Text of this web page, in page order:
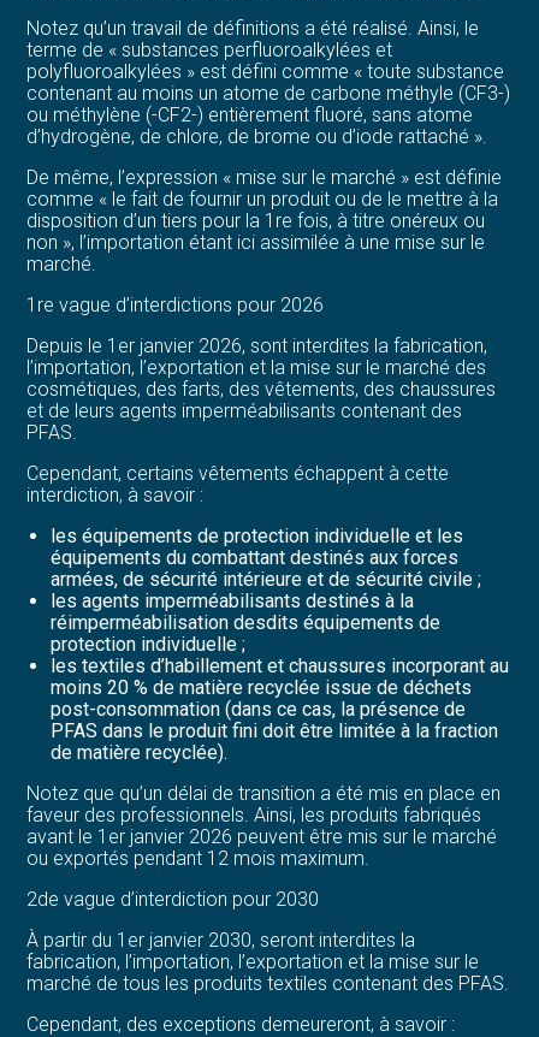
Notez qu’un travail de définitions a été réalisé. Ainsi, le
terme de « substances perfluoroalkylées et
polyfluoroalkylées » est défini comme « toute substance
contenant au moins un atome de carbone méthyle (CF3-)
ou méthylène (-CF2-) entièrement fluoré, sans atome
d’hydrogène, de chlore, de brome ou d’iode rattaché ».
De même, l’expression « mise sur le marché » est définie
comme « le fait de fournir un produit ou de le mettre à la
disposition d’un tiers pour la 1re fois, à titre onéreux ou
non », l’importation étant ici assimilée à une mise sur le
marché.
1re vague d’interdictions pour 2026
Depuis le 1er janvier 2026, sont interdites la fabrication,
l’importation, l’exportation et la mise sur le marché des
cosmétiques, des farts, des vêtements, des chaussures
et de leurs agents imperméabilisants contenant des
PFAS.
Cependant, certains vêtements échappent à cette
interdiction, à savoir :
les équipements de protection individuelle et les
équipements du combattant destinés aux forces
armées, de sécurité intérieure et de sécurité civile ;
les agents imperméabilisants destinés à la
réimperméabilisation desdits équipements de
protection individuelle ;
les textiles d’habillement et chaussures incorporant au
moins 20 % de matière recyclée issue de déchets
post-consommation (dans ce cas, la présence de
PFAS dans le produit fini doit être limitée à la fraction
de matière recyclée).
Notez que qu’un délai de transition a été mis en place en
faveur des professionnels. Ainsi, les produits fabriqués
avant le 1er janvier 2026 peuvent être mis sur le marché
ou exportés pendant 12 mois maximum.
2de vague d’interdiction pour 2030
À partir du 1er janvier 2030, seront interdites la
fabrication, l’importation, l’exportation et la mise sur le
marché de tous les produits textiles contenant des PFAS.
Cependant, des exceptions demeureront, à savoir :